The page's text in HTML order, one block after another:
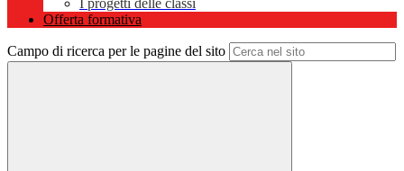
I progetti delle classi
Offerta formativa
Campo di ricerca per le pagine del sito